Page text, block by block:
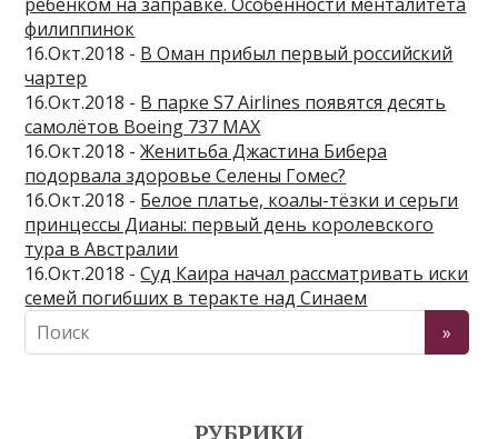
филиппинок
16.Окт.2018 - В Оман прибыл первый российский
чартер
16.Окт.2018 - В парке S7 Airlines появятся десять
самолётов Boeing 737 MAX
16.Окт.2018 -Женитьба Джастина Бибера
подорвала здоровье Селены Гомес?
16.Окт.2018 - Белое платье, коалы-тёзки и серьги
принцессы Дианы: первый день королевского
тура в Австралии
16.Окт.2018 -Суд Каира начал рассматривать иски
семей погибших в теракте над Синаем
РУБРИКИ